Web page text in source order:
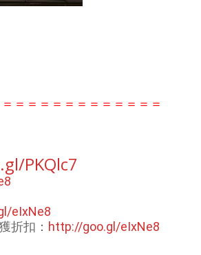
＝＝＝＝＝＝＝＝＝＝ ＝＝＝
PKQlc7
eIxNe8
折扣： http://goo.gl/eIxNe8